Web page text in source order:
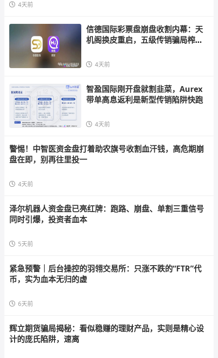
4天前
信德国际彩票盘崩盘收割内幕：天
机阁换皮重启，五级传销骗局榨干
4天前
智盈国际刚开盘就割韭菜，Aurex
带单高息返利是新型传销陷阱快跑
4天前
警惕！中智医资金盘打着助农旗号收割血汗钱，高危期崩
盘在即，别再往里投一
4天前
泽尔机器人资金盘已亮红牌：跑路、崩盘、单割三重信号
同时引爆，投资者血本
5天前
紧急预警｜后台操控的羽翎交易所：只涨不跌的“FTR”代
币，实为血本无归的虚
6天前
辉立期货骗局揭秘：看似稳赚的理财产品，实则是精心设
计的庞氏陷阱，速离